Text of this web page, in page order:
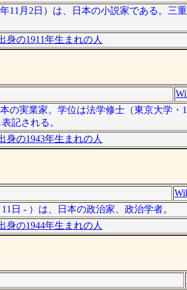
11月2日）は、日本の小説家である。三
身の1911年生まれの人
の実業家。学位は法学修士（東京大学・
記される。
身の1943年生まれの人
日 - ）は、日本の政治家、政治学者。
身の1944年生まれの人